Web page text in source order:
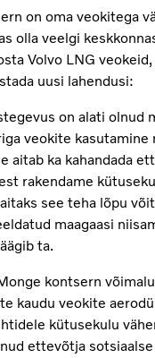
on oma veokitega
olla veelgi
Volvo LNG
uusi lahendusi:
on alati olnud
veokite
aitab ka kahandada
rakendame
see teha lõpu
maagaasi
ta.
kontsern
kaudu veokite
kütusekulu
ettevõtja